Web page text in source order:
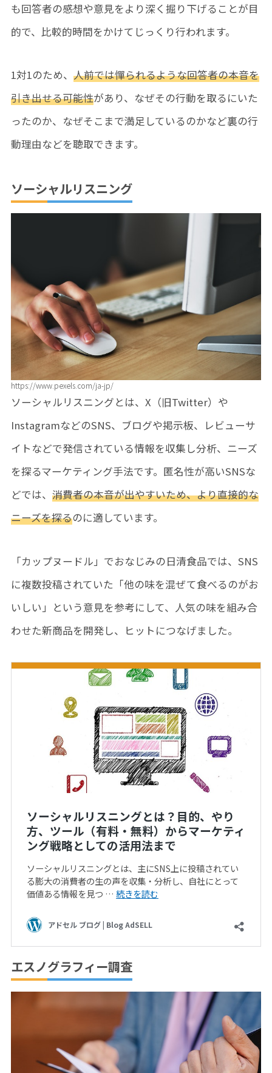
も回答者の感想や意見をより深く掘り下げることが目
的で、比較的時間をかけてじっくり行われます。
1対1のため、 人前では憚られるような回答者の本音を
引き出せる可能性があり、なぜその行動を取るにいた
ったのか、なぜそこまで満足しているのかなど裏の行
動理由などを聴取できます。
ソーシャルリスニング
https://www.pexels.com/ja-jp/
ソーシャルリスニングとは、X（旧Twitter）や
InstagramなどのSNS、ブログや掲示板、レビューサ
イトなどで発信されている情報を収集し分析、ニーズ
を探るマーケティング手法です。匿名性が高いSNSな
どでは、 消費者の本音が出やすいため、より直接的な
ニーズを探るのに適しています。
「カップヌードル」でおなじみの日清食品では、SNS
に複数投稿されていた「他の味を混ぜて食べるのがお
いしい」という意見を参考にして、人気の味を組み合
わせた新商品を開発し、ヒットにつなげました。
エスノグラフィー調査